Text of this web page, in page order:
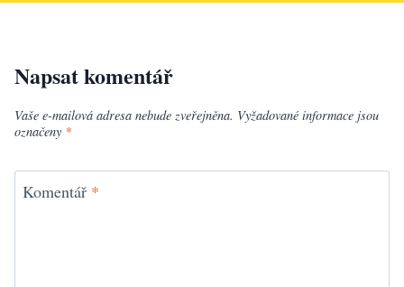
Napsat komentář
Vaše e-mailová adresa nebude zveřejněna. Vyžadované informace jsou
označeny *
Komentář *